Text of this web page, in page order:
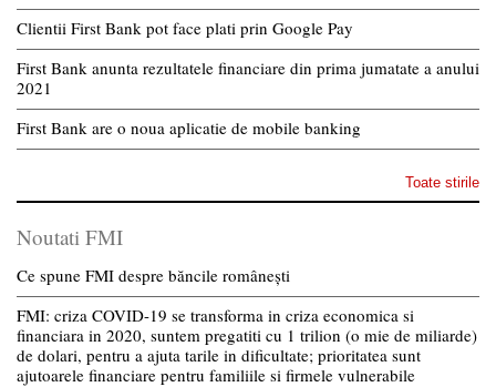
Clientii First Bank pot face plati prin Google Pay
First Bank anunta rezultatele financiare din prima jumatate a anului
2021
First Bank are o noua aplicatie de mobile banking
Toate stirile
Noutati FMI
Ce spune FMI despre băncile românești
FMI: criza COVID-19 se transforma in criza economica si
financiara in 2020, suntem pregatiti cu 1 trilion (o mie de miliarde)
de dolari, pentru a ajuta tarile in dificultate; prioritatea sunt
ajutoarele financiare pentru familiile si firmele vulnerabile